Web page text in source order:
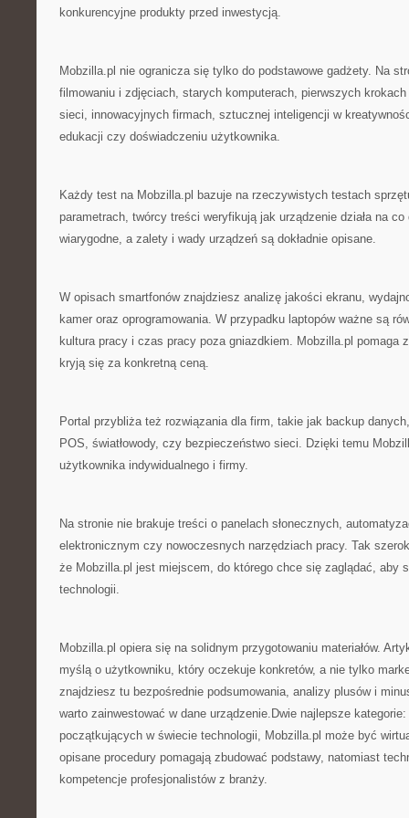
konkurencyjne produkty przed inwestycją.
Mobzilla.pl nie ogranicza się tylko do podstawowe gadżety. Na
filmowaniu i zdjęciach, starych komputerach, pierwszych
sieci, innowacyjnych firmach, sztucznej inteligencji w
edukacji czy doświadczeniu użytkownika.
Każdy test na Mobzilla.pl bazuje na rzeczywistych testach
parametrach, twórcy treści weryfikują jak urządzenie działa na
wiarygodne, a zalety i wady urządzeń są dokładnie opisane.
W opisach smartfonów znajdziesz analizę jakości ekranu,
kamer oraz oprogramowania. W przypadku laptopów ważne są
kultura pracy i czas pracy poza gniazdkiem. Mobzilla.pl pomaga
kryją się za konkretną ceną.
Portal przybliża też rozwiązania dla firm, takie jak backup
POS, światłowody, czy bezpieczeństwo sieci. Dzięki temu
użytkownika indywidualnego i firmy.
Na stronie nie brakuje treści o panelach słonecznych,
elektronicznym czy nowoczesnych narzędziach pracy. Tak
że Mobzilla.pl jest miejscem, do którego chce się zaglądać, aby
technologii.
Mobzilla.pl opiera się na solidnym przygotowaniu materiałów.
myślą o użytkowniku, który oczekuje konkretów, a nie tylko
znajdziesz tu bezpośrednie podsumowania, analizy plusów i
warto zainwestować w dane urządzenie.Dwie najlepsze kategorie:
początkujących w świecie technologii, Mobzilla.pl może być
opisane procedury pomagają zbudować podstawy, natomiast
kompetencje profesjonalistów z branży.